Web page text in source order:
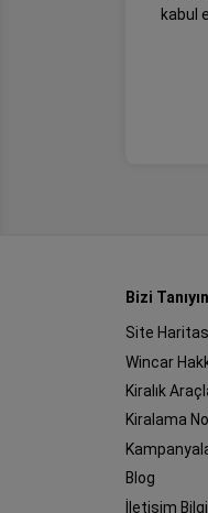
kabul
Bizi Tanıyın
Site
Wincar
Kiralık
Kiralama
Blog
İletişim